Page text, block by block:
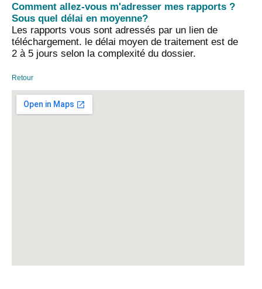
Comment allez-vous m'adresser mes rapports ?
Sous quel délai en moyenne?
Les rapports vous sont adressés par un lien de
téléchargement. le délai moyen de traitement est de
2 à 5 jours selon la complexité du dossier.
Retour